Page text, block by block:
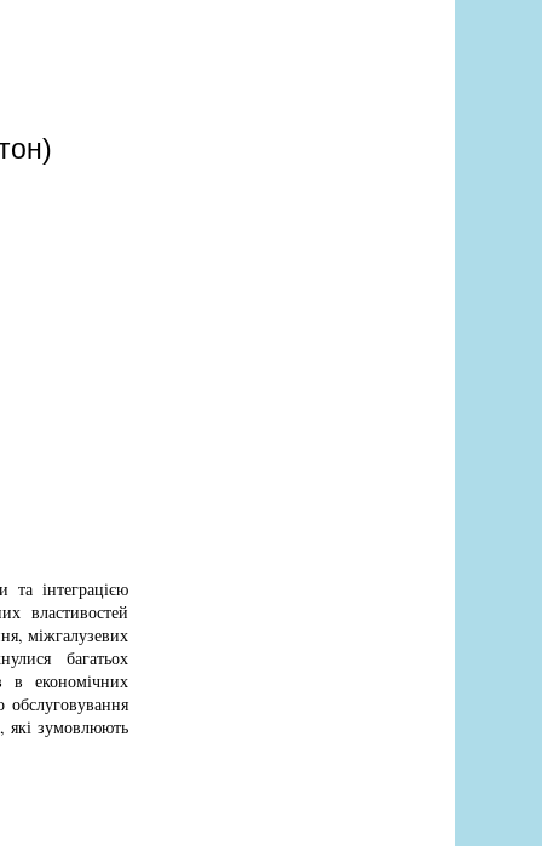
та інтеграцією
властивостей
міжгалузевих
багатьох
в економічних
які зумовлюють